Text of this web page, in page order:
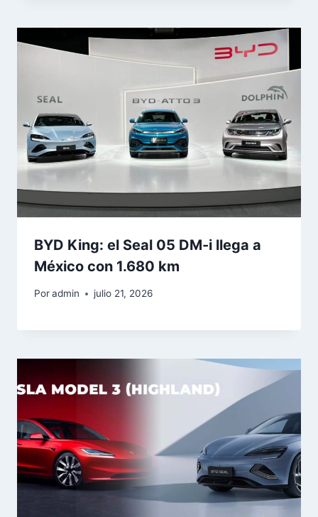
BYD King: el Seal 05 DM-i llega a
México con 1.680 km
Poradmin julio 21, 2026